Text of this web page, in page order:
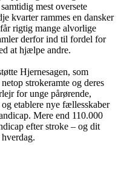
mest oversete
kvarter rammes en dansker
rigtig mange alvorlige
der­for ind til fordel for
at hjælpe andre.
Hjernesagen, som
strokeramte og deres
for unge pårørende,
etablere nye fællesskaber
Mere end 110.000
efter stroke – og dit